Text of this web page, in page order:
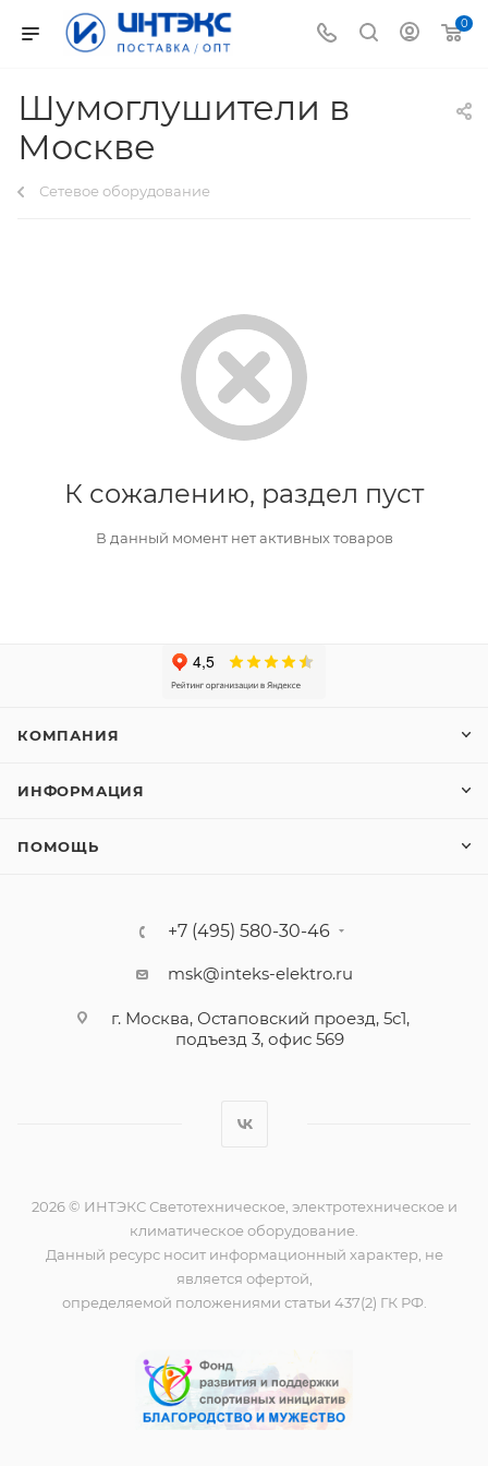
0
Шумоглушители в
Москве
Сетевое оборудование
К сожалению, раздел пуст
В данный момент нет активных товаров
КОМПАНИЯ
ИНФОРМАЦИЯ
ПОМОЩЬ
+7 (495) 580-30-46
msk@inteks-elektro.ru
г. Москва, Остаповский проезд, 5с1,
подъезд 3, офис 569
2026 © ИНТЭКС Светотехническое, электротехническое и
климатическое оборудование.
Данный ресурс носит информационный характер, не
является офертой,
определяемой положениями статьи 437(2) ГК РФ.